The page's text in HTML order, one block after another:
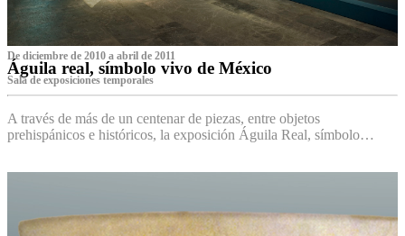
De diciembre de 2010 a abril de 2011
Águila real, símbolo vivo de México
Sala de exposiciones temporales
A través de más de un centenar de piezas, entre objetos
prehispánicos e históricos, la exposición Águila Real, símbolo…